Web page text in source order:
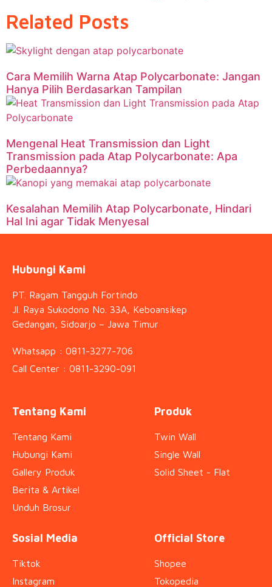
Related Posts
Cara Memilih Warna Atap Polycarbonate: Jangan
Hanya Pilih Berdasarkan Tampilan
Mengenal Heat Transmission dan Light
Transmission pada Atap Polycarbonate: Apa
Perbedaannya?
Kesalahan Memilih Atap Polycarbonate, Hindari
Hal Ini agar Tidak Menyesal
Hubungi Kami
PT. Ragam Tangguh Fortindo
Jl. Raya Sukodono No. 33A, Keboansikep
Gedangan, Sidoarjo – Jawa Timur
Whatsapp : 0811-3277-706
Call Center : 0811-3290-091
Tentang Kami
Tentang Kami
Hubungi Kami
Gallery Produk
Berita & Artikel
Unduh Brosur
Produk
Twin Wall
Single Wall
Solid Sheet - Flat
Sosial Media
Tiktok
Instagram
Official Store
Shopee
Tokopedia